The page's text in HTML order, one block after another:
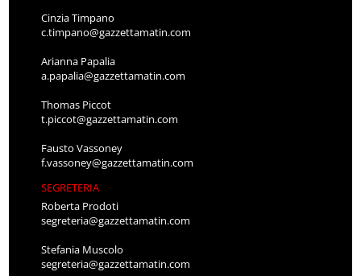
Cinzia Timpano
c.timpano@gazzettamatin.com
Arianna Papalia
a.papalia@gazzettamatin.com
Thomas Piccot
t.piccot@gazzettamatin.com
Fausto Vassoney
f.vassoney@gazzettamatin.com
SEGRETERIA
Roberta Prodoti
segreteria@gazzettamatin.com
Stefania Muscolo
segreteria@gazzettamatin.com